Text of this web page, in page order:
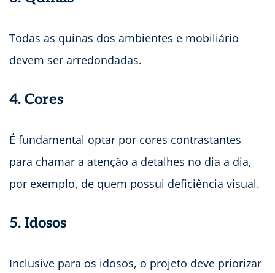
Todas as quinas dos ambientes e mobiliário
devem ser arredondadas.
4. Cores
É fundamental optar por cores contrastantes
para chamar a atenção a detalhes no dia a dia,
por exemplo, de quem possui deficiência visual.
5. Idosos
Inclusive para os idosos, o projeto deve priorizar